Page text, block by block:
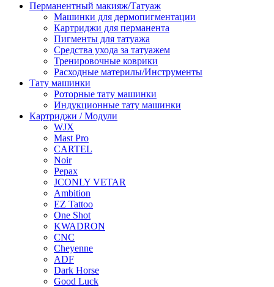
Перманентный макияж/Татуаж
Машинки для дермопигментации
Картриджи для перманента
Пигменты для татуажа
Средства ухода за татуажем
Тренировочные коврики
Расходные материлы/Инструменты
Тату машинки
Роторные тату машинки
Индукционные тату машинки
Картриджи / Модули
WJX
Mast Pro
CARTEL
Noir
Pepax
JCONLY VETAR
Ambition
EZ Tattoo
One Shot
KWADRON
CNC
Cheyenne
ADF
Dark Horse
Good Luck